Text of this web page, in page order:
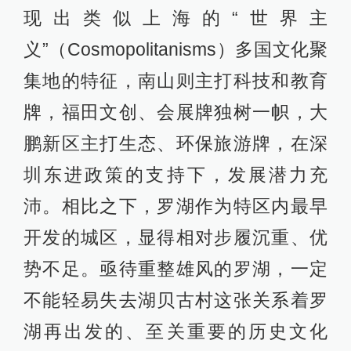
现出类似上海的“世界主
义”（Cosmopolitanisms）多国文化聚
集地的特征，南山则主打科技和教育
牌，福田文创、会展牌独树一帜，大
鹏新区主打生态、环保旅游牌，在深
圳东进政策的支持下，发展潜力充
沛。相比之下，罗湖作为特区内最早
开发的城区，显得相对步履沉重、优
势不足。亟待重整雄风的罗湖，一定
不能轻易失去湖贝古村这张关系着罗
湖再出发的、至关重要的历史文化